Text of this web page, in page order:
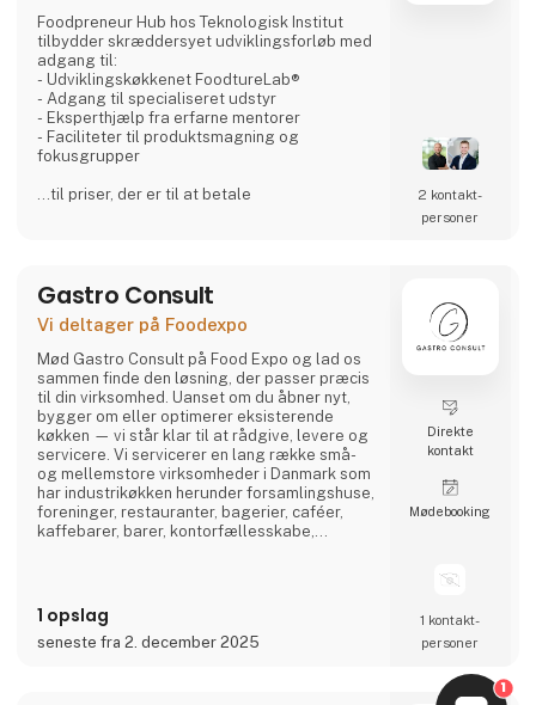
Foodpreneur Hub hos Teknologisk Institut
tilbydder skræddersyet udviklingsforløb med
adgang til:
- Udviklingskøkkenet FoodtureLab®
- Adgang til specialiseret udstyr
- Eksperthjælp fra erfarne mentorer
- Faciliteter til produktsmagning og
fokusgrupper
...til priser, der er til at betale
2 kontakt­
personer
Gastro Consult
Vi deltager på Foodexpo
Mød Gastro Consult på Food Expo og lad os
sammen finde den løsning, der passer præcis
til din virksomhed. Uanset om du åbner nyt,
bygger om eller optimerer eksisterende
køkken — vi står klar til at rådgive, levere og
servicere. Vi servicerer en lang række små-
og mellemstore virksomheder i Danmark som
har industrikøkken herunder forsamlingshuse,
foreninger, restauranter, bagerier, caféer,
kaffebarer, barer, kontorfællesskabe,
skræddersyet tilbud til jer.
1 opslag
seneste fra 2. december 2025
Direkte
kontakt
Møde­booking
1 kontakt­
personer
1